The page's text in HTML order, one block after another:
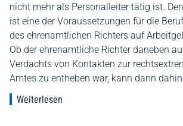
nicht mehr als Personalleiter tätig ist.
ist eine der Voraussetzungen für die
des ehrenamtlichen Richters auf
Ob der ehrenamtliche Richter daneben
Verdachts von Kontakten zur
Amtes zu entheben war, kann dann
Weiterlesen